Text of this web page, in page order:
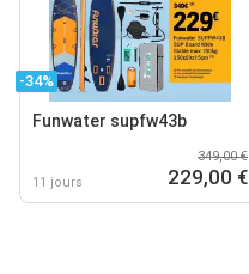
-34%
Funwater supfw43b
11 jours
349,00 €
229,00 €